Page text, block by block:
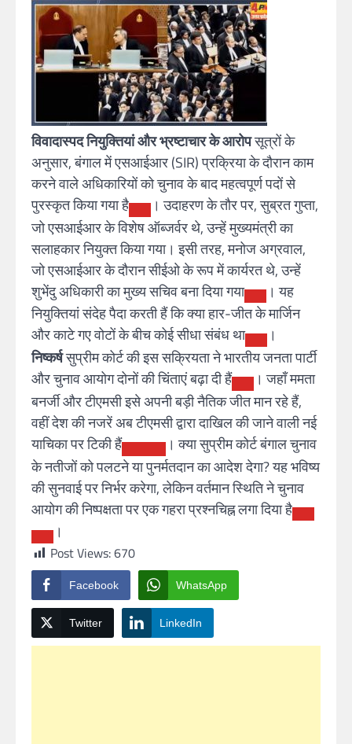
विवादास्पद नियुक्तियां और भ्रष्टाचार के आरोपसूत्रों के
अनुसार, बंगाल में एसआईआर (SIR) प्रक्रिया के दौरान काम
करने वाले अधिकारियों को चुनाव के बाद महत्वपूर्ण पदों से
पुरस्कृत किया गया है
। उदाहरण के तौर पर, सुब्रत गुप्ता,
जो एसआईआर के विशेष ऑब्जर्वर थे, उन्हें मुख्यमंत्री का
सलाहकार नियुक्त किया गया। इसी तरह, मनोज अग्रवाल,
जो एसआईआर के दौरान सीईओ के रूप में कार्यरत थे, उन्हें
शुभेंदु अधिकारी का मुख्य सचिव बना दिया गया
। यह
नियुक्तियां संदेह पैदा करती हैं कि क्या हार-जीत के मार्जिन
और काटे गए वोटों के बीच कोई सीधा संबंध था
।
निष्कर्षसुप्रीम कोर्ट की इस सक्रियता ने भारतीय जनता पार्टी
और चुनाव आयोग दोनों की चिंताएं बढ़ा दी हैं
। जहाँ ममता
बनर्जी और टीएमसी इसे अपनी बड़ी नैतिक जीत मान रहे हैं,
वहीं देश की नजरें अब टीएमसी द्वारा दाखिल की जाने वाली नई
याचिका पर टिकी हैं
। क्या सुप्रीम कोर्ट बंगाल चुनाव
के नतीजों को पलटने या पुनर्मतदान का आदेश देगा? यह भविष्य
की सुनवाई पर निर्भर करेगा, लेकिन वर्तमान स्थिति ने चुनाव
आयोग की निष्पक्षता पर एक गहरा प्रश्नचिह्न लगा दिया है
।
Post Views:670
Facebook WhatsApp
Twitter LinkedIn